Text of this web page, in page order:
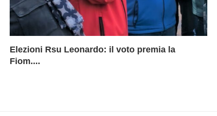
Elezioni Rsu Leonardo: il voto premia la
Fiom....